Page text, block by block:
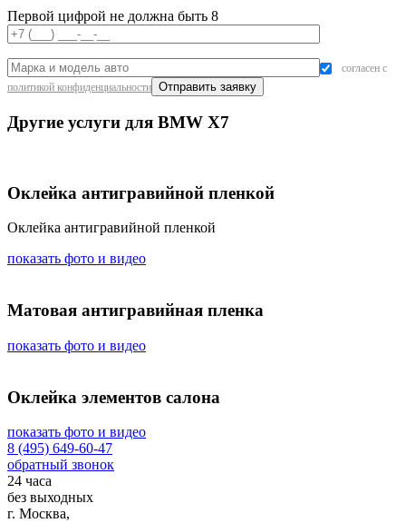
Первой цифрой не должна быть 8
согласен с
политикой конфиденциальности
Другие услуги для BMW X7
Оклейка антигравийной пленкой
Оклейка антигравийной пленкой
показать фото и видео
Матовая антигравийная пленка
показать фото и видео
Оклейка элементов салона
показать фото и видео
8 (495) 649-60-47
обратный звонок
24 часа
без выходных
г. Москва,